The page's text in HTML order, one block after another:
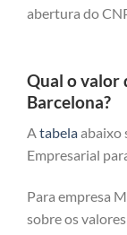
abertura do
Qual o valor
Barcelona?
Atabelaabaixo
Empresarial
Para empresa
sobre os